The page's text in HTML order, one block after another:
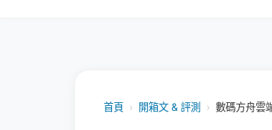
首頁 › 開箱文 & 評測 › 數碼方舟雲